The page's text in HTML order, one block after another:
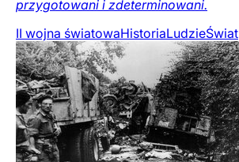
przygotowani i zdeterminowani.
II wojna światowaHistoriaLudzieŚwiat